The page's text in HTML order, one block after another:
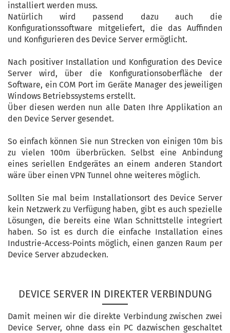
installiert werden muss.
Natürlich wird passend dazu auch die
Konfigurationssoftware mitgeliefert, die das Auffinden
und Konfigurieren des Device Server ermöglicht.
Nach positiver Installation und Konfiguration des Device
Server wird, über die Konfigurationsoberfläche der
Software, ein COM Port im Geräte Manager des jeweiligen
Windows Betriebssystems erstellt.
Über diesen werden nun alle Daten Ihre Applikation an
den Device Server gesendet.
So einfach können Sie nun Strecken von einigen 10m bis
zu vielen 100m überbrücken. Selbst eine Anbindung
eines seriellen Endgerätes an einem anderen Standort
wäre über einen VPN Tunnel ohne weiteres möglich.
Sollten Sie mal beim Installationsort des Device Server
kein Netzwerk zu Verfügung haben, gibt es auch spezielle
Lösungen, die bereits eine Wlan Schnittstelle integriert
haben. So ist es durch die einfache Installation eines
Industrie-Access-Points möglich, einen ganzen Raum per
Device Server abzudecken.
DEVICE SERVER IN DIREKTER VERBINDUNG
Damit meinen wir die direkte Verbindung zwischen zwei
Device Server, ohne dass ein PC dazwischen geschaltet